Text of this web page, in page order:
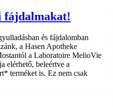
fájdalmakat!
és fájdalomban
a Hasen Apotheke
a Laboratoire MelioVie
elérhető, beleértve a
terméket is. Ez nem csak